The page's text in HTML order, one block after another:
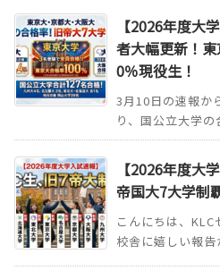
【2026年度大
者大幅更新！
0％現役生！
3月10日の速報か
り、国公立大学
【2026年度大
帝国大7大学制
こんにちは、
校舎に嬉しい報